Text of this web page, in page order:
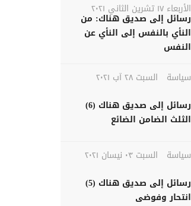
الأربعاء ١٧ تشرين الثاني ٢٠٢١
رسائل إلى صديق هناك: من
النأي بالنفس إلى النأي عن
النفس
سياسة
السبت ٢٨ آب ٢٠٢١
رسائل إلى صديق هناك (6)
الثلث الضامن الضائع
سياسة
السبت ٠٣ نيسان ٢٠٢١
رسائل إلى صديق هناك (5)
انتحار وفوضى